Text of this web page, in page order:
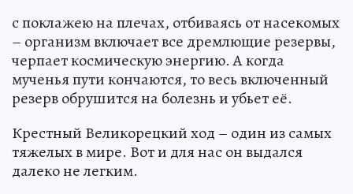
с поклажею на плечах, отбиваясь от насекомых
– организм включает все дремлющие резервы,
черпает космическую энергию. А когда
мученья пути кончаются, то весь включенный
резерв обрушится на болезнь и убьет её.
Крестный Великорецкий ход – один из самых
тяжелых в мире. Вот и для нас он выдался
далеко не легким.